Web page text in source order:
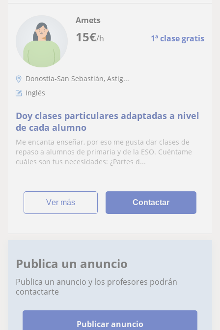
15€/h 1ª clase gratis
Amets
Donostia-San Sebastián, Astig...
Inglés
Doy clases particulares adaptadas a nivel
de cada alumno
Me encanta enseñar, por eso me gusta dar clases de
repaso a alumnos de primaria y de la ESO. Cuéntame
cuáles son tus necesidades: ¿Partes d...
ver más Contactar
Publica un anuncio
Publica un anuncio y los profesores podrán
contactarte
Publicar anuncio